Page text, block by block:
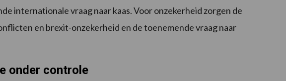
internationale vraag naar kaas. Voor onzekerheid zorgen de
en brexit-onzekerheid en de toenemende vraag naar
onder controle